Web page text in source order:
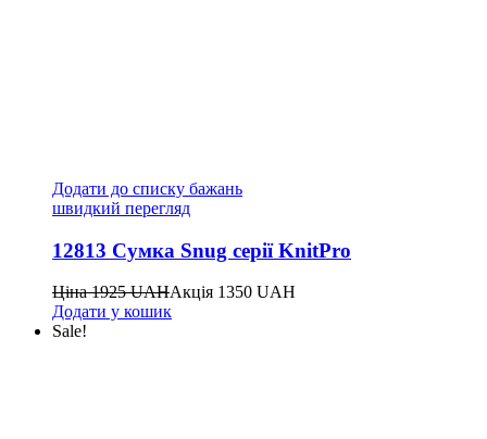
Додати до списку бажань
швидкий перегляд
12813 Сумка Snug серії KnitPro
Ціна1925UAHАкція 1350 UAH
Додати у кошик
Sale!